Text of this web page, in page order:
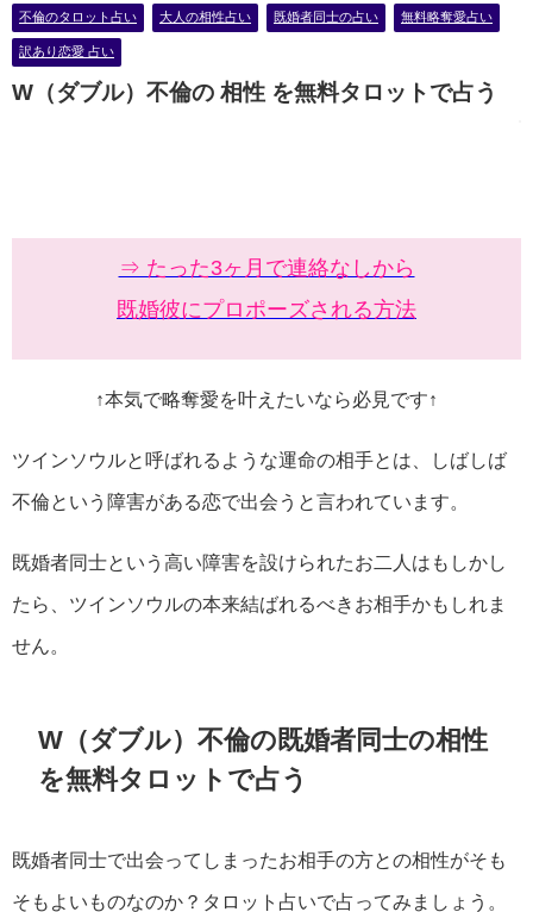
不倫のタロット占い 大人の相性占い 既婚者同士の占い 無料略奪愛占い
訳あり恋愛 占い
W（ダブル）不倫の 相性 を無料タロットで占う
⇒ たった3ヶ月で連絡なしから
既婚彼にプロポーズされる方法
↑本気で略奪愛を叶えたいなら必見です↑
ツインソウルと呼ばれるような運命の相手とは、しばしば
不倫という障害がある恋で出会うと言われています。
既婚者同士という高い障害を設けられたお二人はもしかし
たら、ツインソウルの本来結ばれるべきお相手かもしれま
せん。
W（ダブル）不倫の既婚者同士の相性
を無料タロットで占う
既婚者同士で出会ってしまったお相手の方との相性がそも
そもよいものなのか？タロット占いで占ってみましょう。